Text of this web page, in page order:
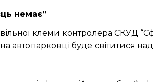
немає”
клеми контролера СКУД
автопарковці буде світитися